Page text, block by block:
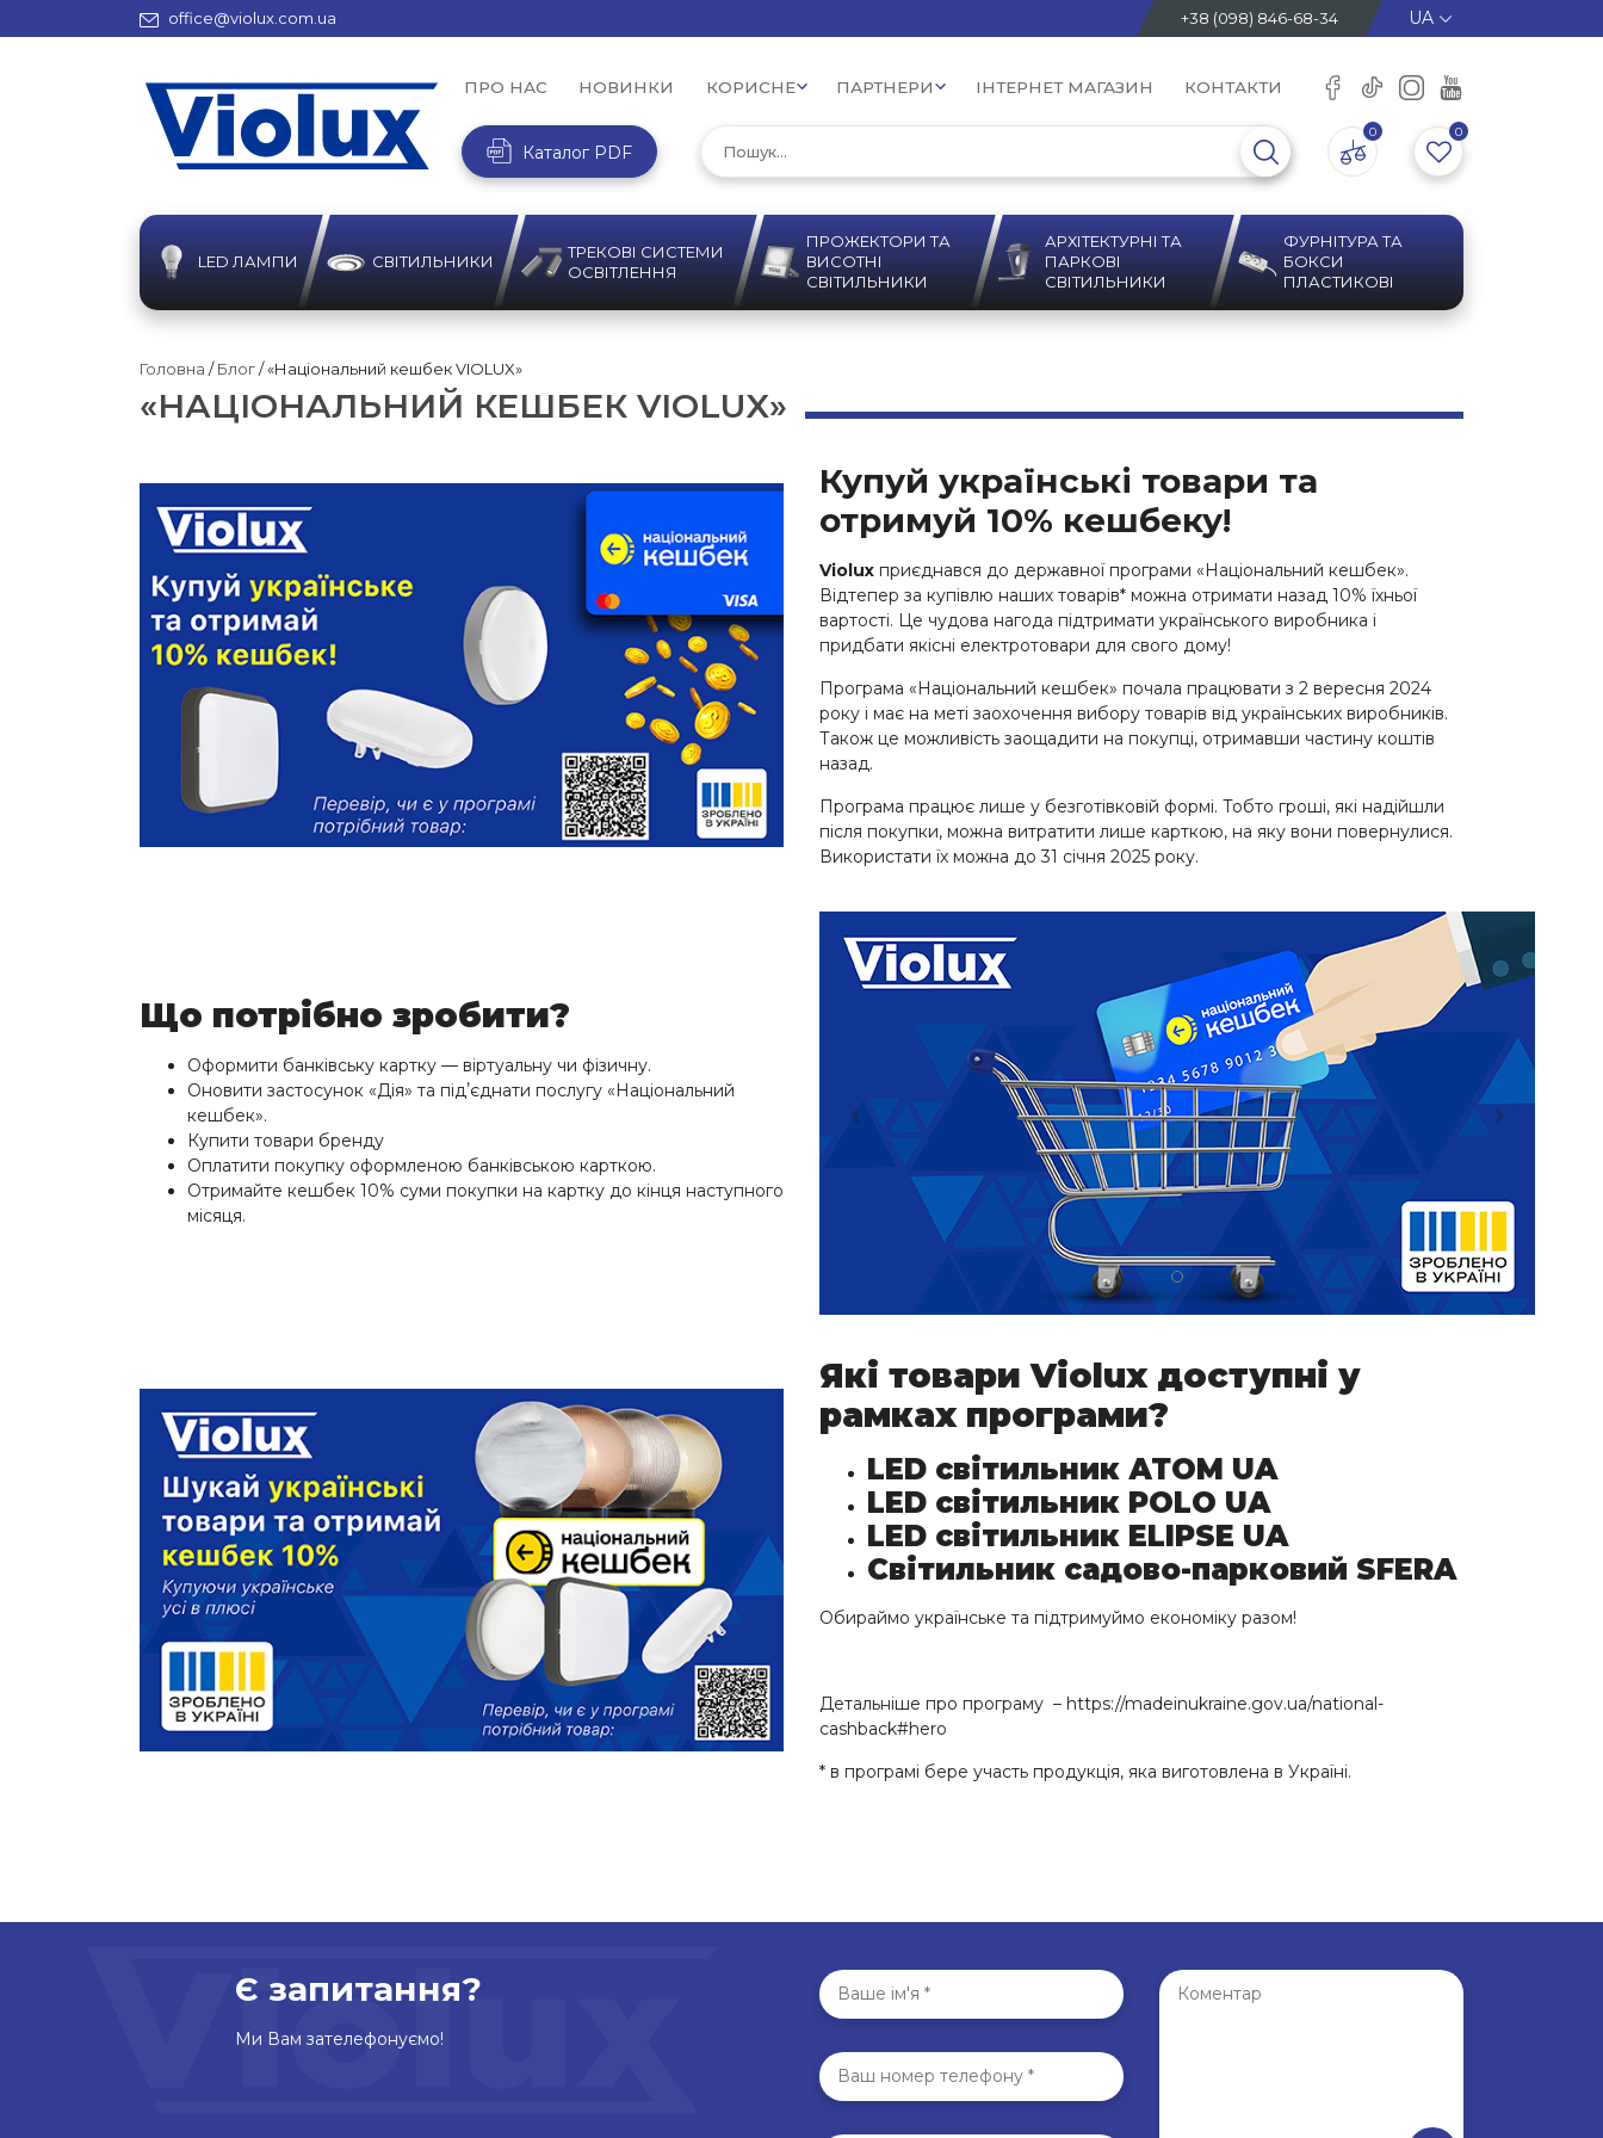
office@violux.com.ua +38 (098) 846-68-34
ПРО НАС НОВИНКИ КОРИСНЕ ПАРТНЕРИ ІНТЕРНЕТ МАГАЗИН КОНТАКТИ
Каталог PDF
0 0
LED ЛАМПИ СВІТИЛЬНИКИ
ТРЕКОВІ СИСТЕМИ
ОСВІТЛЕННЯ
ПРОЖЕКТОРИ ТА
ВИСОТНІ
СВІТИЛЬНИКИ
АРХІТЕКТУРНІ ТА
ПАРКОВІ
СВІТИЛЬНИКИ
ФУРНІТУРА ТА
БОКСИ
ПЛАСТИКОВІ
Головна /Блог/ «Національний кешбек VIOLUX»
«НАЦІОНАЛЬНИЙ КЕШБЕК VIOLUX»
Купуй українські товари та
отримуй 10% кешбеку!
Violux приєднався до державної програми «Національний кешбек».
Відтепер за купівлю наших товарів* можна отримати назад 10% їхньої
вартості. Це чудова нагода підтримати українського виробника і
придбати якісні електротовари для свого дому!
Програма «Національний кешбек» почала працювати з 2 вересня 2024
року і має на меті заохочення вибору товарів від українських виробників.
Також це можливість заощадити на покупці, отримавши частину коштів
назад.
Програма працює лише у безготівковій формі. Тобто гроші, які надійшли
після покупки, можна витратити лише карткою, на яку вони повернулися.
Використати їх можна до 31 січня 2025 року.
Що потрібно зробити?
Оформити банківську картку — віртуальну чи фізичну.
Оновити застосунок «Дія» та підʼєднати послугу «Національний
кешбек».
Купити товари бренду
Оплатити покупку оформленою банківською карткою.
Отримайте кешбек 10% суми покупки на картку до кінця наступного
місяця.
Які товариViolux доступні у
рамках програми?
LED світильник АТОМ UA
LED світильник POLO UA
LED світильник ELIPSE UA
Світильник садово-парковий SFERA
Обираймо українське та підтримуймо економіку разом!
Детальніше про програму – https://madeinukraine.gov.ua/national-
cashback#hero
* в програмі бере участь продукція, яка виготовлена в Україні.
Є запитання?
Ми Вам зателефонуємо!